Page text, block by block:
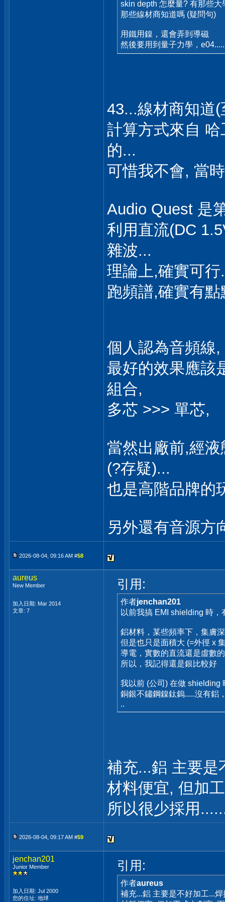
skin depth 怎麼量? 有那些大
那些線材商知道嗎 (疑問句)
用鐵用鎳，還會弄到導磁
然後要用到量子力學，e04.....
43...線材商知道
計算方式來自
的...
可惜我不會, 當
Audio Quest 是
利用直流(DC
雜波...
理論上,確實可行
跑頻譜,確實有
個人認為音頻線,
最好的效果應該
組合,
多芯 >>> 單芯,
當然出廠前,經
(?存疑)...
也是高階品牌的
另外還有音源
2026-08-04, 09:16 AM #58
aureus
New Member
加入日期: Mar 2014
文章: 7
引用:
作者jenchan201
以前我搞 EMI shielding 時，
鋁材料，某些頻率下，集膚
但是也只是面積大 (=外徑 x
導電，實數的直流還是虛數
所以，我記得還是銀比較好
我以前 (公司) 在做 shielding
銅銀不鏽鋼鎳鈦鎢.....沒有鋁
..
補充...鋁 主要是
材料便宜, 但加
所以很少採用
2026-08-04, 09:17 AM #59
jenchan201
Junior Member
加入日期: Jul 2000
您的住址: 地球
引用:
作者aureus
補充...鋁 主要是不好加工...